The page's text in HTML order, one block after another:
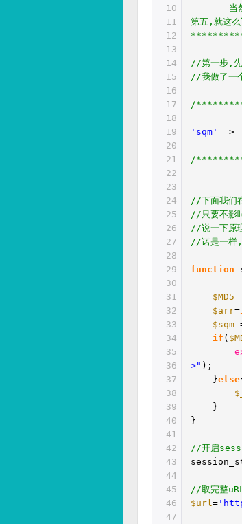
10
11
12
13
14
15
16
17
18
19
20
21
22
23
24
25
26
27
28
29
30
31
32
33
34
35
36
37
38
39
40
41
42
43
44
45
46
47
当
第五,就这
//第一步,先
//我做了一
/
'sqm' =>
/
//下面我们
//只要不影
//说一下原
//诺是一样
function
$MD5
$arr=
$sqm
if (
>" );
}else
}
}
//开启
//取完整
$url =